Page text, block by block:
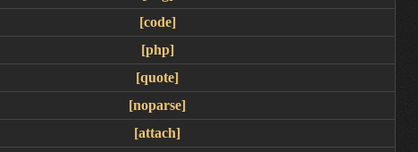
[code]
[php]
[quote]
[noparse]
[attach]